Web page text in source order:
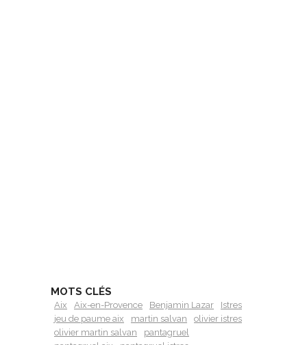
MOTS CLÉS
Aix Aix-en-Provence Benjamin Lazar
Istres
jeu de paume aix
martin salvan
olivier istres
olivier martin salvan
pantagruel